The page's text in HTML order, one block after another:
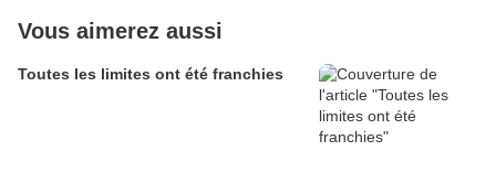
Vous aimerez aussi
Toutes les limites ont été franchies